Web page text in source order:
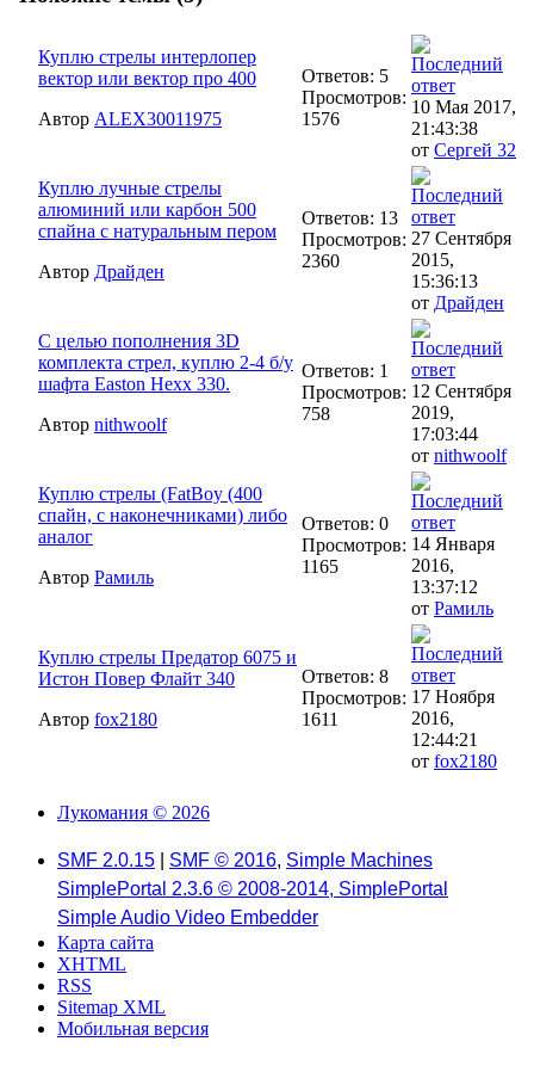
Куплю стрелы интерлопер
вектор или вектор про 400
Автор ALEX30011975
Ответов: 5
Просмотров:
1576
10 Мая 2017,
21:43:38
от Сергей 32
Куплю лучные стрелы
алюминий или карбон 500
спайна с натуральным пером
Автор Драйден
Ответов: 13
Просмотров:
2360
27 Сентября
2015,
15:36:13
от Драйден
С целью пополнения 3D
комплекта стрел, куплю 2-4 б/у
шафта Easton Hexx 330.
Автор nithwoolf
Ответов: 1
Просмотров:
758
12 Сентября
2019,
17:03:44
от nithwoolf
Куплю стрелы (FatBoy (400
спайн, с наконечниками) либо
аналог
Автор Рамиль
Ответов: 0
Просмотров:
1165
14 Января
2016,
13:37:12
от Рамиль
Куплю стрелы Предатор 6075 и
Истон Повер Флайт 340
Автор fox2180
Ответов: 8
Просмотров:
1611
17 Ноября
2016,
12:44:21
от fox2180
Лукомания © 2026
SMF 2.0.15 SMF © 2016, Simple Machines
SimplePortal 2.3.6 © 2008-2014, SimplePortal
Simple Audio Video Embedder
Карта сайта
XHTML
RSS
Sitemap XML
Мобильная версия